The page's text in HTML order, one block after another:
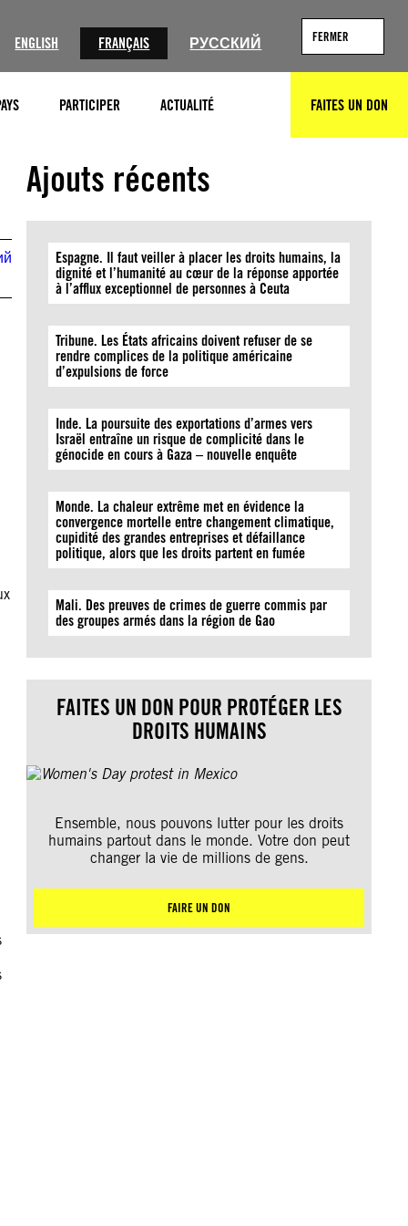
ENGLISH FRANÇAIS РУССКИЙ FERMER
PARTICIPER ACTUALITÉ RECHERCHERFAITES UN DON
Demonstration in Athens for Tempi railway tragedy. March 2025
Ajouts récents
Espagne. Il faut veiller à placer les droits humains, la
dignité et l’humanité au cœur de la réponse apportée
à l’afflux exceptionnel de personnes à Ceuta
Tribune. Les États africains doivent refuser de se
rendre complices de la politique américaine
d’expulsions de force
Inde. La poursuite des exportations d’armes vers
Israël entraîne un risque de complicité dans le
génocide en cours à Gaza – nouvelle enquête
Monde. La chaleur extrême met en évidence la
convergence mortelle entre changement climatique,
cupidité des grandes entreprises et défaillance
politique, alors que les droits partent en fumée
Mali. Des preuves de crimes de guerre commis par
des groupes armés dans la région de Gao
FAITES UN DON POUR PROTÉGER LES
DROITS HUMAINS
Ensemble, nous pouvons lutter pour les droits
humains partout dans le monde. Votre don peut
changer la vie de millions de gens.
FAIRE UN DON